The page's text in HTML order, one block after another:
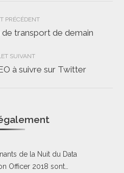
PRÉCÉDENT
Onglet
transport de demain
SUIVANT
Onglet
à suivre sur Twitter
de la Nuit du Data
Officer 2018 sont…